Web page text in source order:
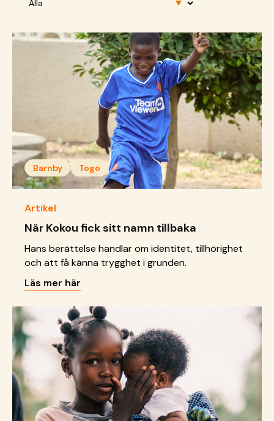
Barnby Togo
Artikel
När Kokou fick sitt namn tillbaka
Hans berättelse handlar om identitet, tillhörighet
och att få känna trygghet i grunden.
Läs mer här